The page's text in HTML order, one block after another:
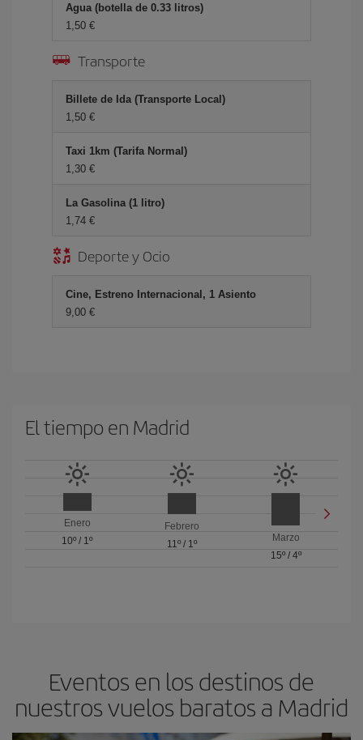
Agua (botella de 0.33 litros)
1,50 €
Transporte
Billete de Ida (Transporte Local)
1,50 €
Taxi 1km (Tarifa Normal)
1,30 €
La Gasolina (1 litro)
1,74 €
Deporte y Ocio
Cine, Estreno Internacional, 1 Asiento
9,00 €
El tiempo en Madrid
Enero
10º / 1º
Febrero
11º/ 1º
Marzo
15º/ 4º
Eventos en los destinos de
nuestros vuelos baratos a Madrid